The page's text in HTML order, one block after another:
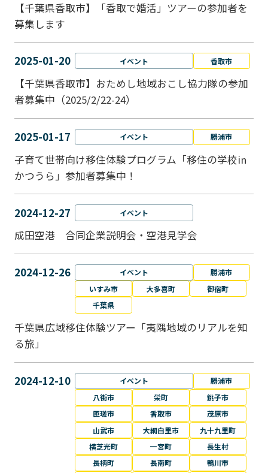
【千葉県香取市】「香取で婚活」ツアーの参加者を
募集します
2025-01-20 イベント 香取市
【千葉県香取市】おためし地域おこし協力隊の参加
者募集中（2025/2/22-24）
2025-01-17 イベント 勝浦市
子育て世帯向け移住体験プログラム「移住の学校in
かつうら」参加者募集中！
2024-12-27 イベント
成田空港 合同企業説明会・空港見学会
2024-12-26 イベント
勝浦市
いすみ市
大多喜町
御宿町
千葉県
千葉県広域移住体験ツアー「夷隅地域のリアルを知
る旅」
2024-12-10 イベント
勝浦市
八街市
栄町
銚子市
匝瑳市
香取市
茂原市
山武市
大網白里市
九十九里町
横芝光町
一宮町
長生村
長柄町
長南町
鴨川市